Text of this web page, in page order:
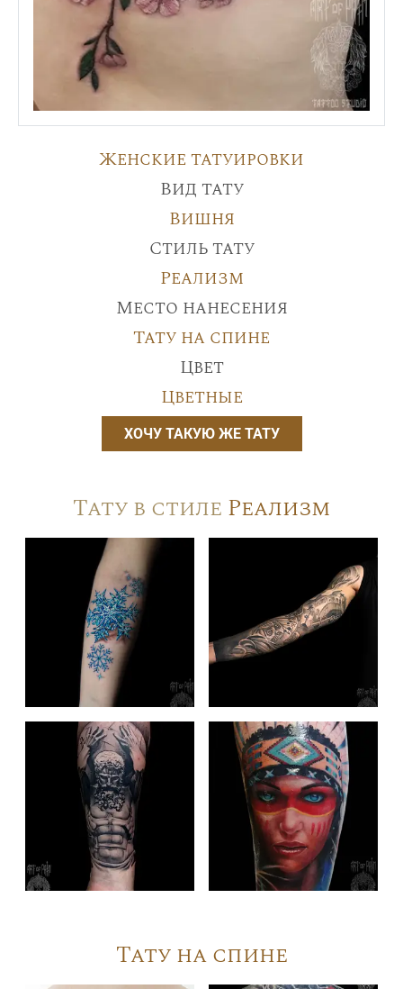
Женские татуировки
Вид тату
Вишня
Стиль тату
Реализм
Место нанесения
Тату на спине
Цвет
Цветные
ХОЧУ ТАКУЮ ЖЕ ТАТУ
Тату в стиле Реализм
Тату на спине